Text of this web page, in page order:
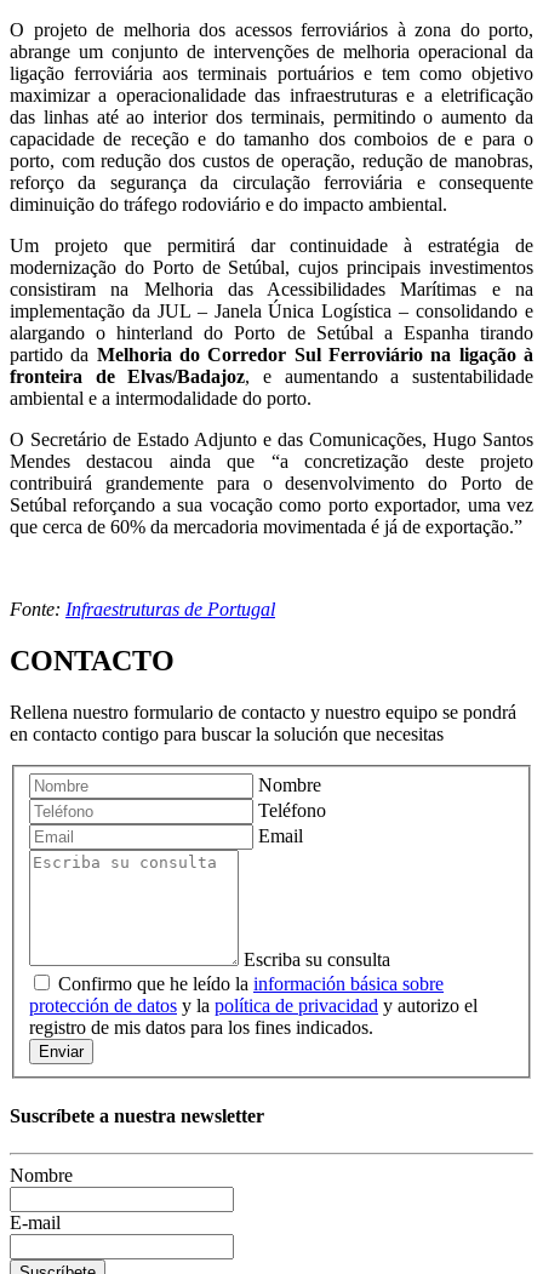
O projeto de melhoria dos acessos ferroviários à zona do porto,
abrange um conjunto de intervenções de melhoria operacional da
ligação ferroviária aos terminais portuários e tem como objetivo
maximizar a operacionalidade das infraestruturas e a eletrificação
das linhas até ao interior dos terminais, permitindo o aumento da
capacidade de receção e do tamanho dos comboios de e para o
porto, com redução dos custos de operação, redução de manobras,
reforço da segurança da circulação ferroviária e consequente
diminuição do tráfego rodoviário e do impacto ambiental.
Um projeto que permitirá dar continuidade à estratégia de
modernização do Porto de Setúbal, cujos principais investimentos
consistiram na Melhoria das Acessibilidades Marítimas e na
implementação da JUL – Janela Única Logística – consolidando e
alargando o hinterland do Porto de Setúbal a Espanha tirando
partido da Melhoria do Corredor Sul Ferroviário na ligação à
fronteira de Elvas/Badajoz, e aumentando a sustentabilidade
ambiental e a intermodalidade do porto.
O Secretário de Estado Adjunto e das Comunicações, Hugo Santos
Mendes destacou ainda que “a concretização deste projeto
contribuirá grandemente para o desenvolvimento do Porto de
Setúbal reforçando a sua vocação como porto exportador, uma vez
que cerca de 60% da mercadoria movimentada é já de exportação.”
Fonte: Infraestruturas de Portugal
CONTACTO
Rellena nuestro formulario de contacto y nuestro equipo se pondrá
en contacto contigo para buscar la solución que necesitas
Nombre
Teléfono
Email
Escriba su consulta
Confirmo que he leído la información básica sobre
protección de datos y la política de privacidad y autorizo el
registro de mis datos para los fines indicados.
Enviar
Suscríbete a nuestra newsletter
Nombre
E-mail